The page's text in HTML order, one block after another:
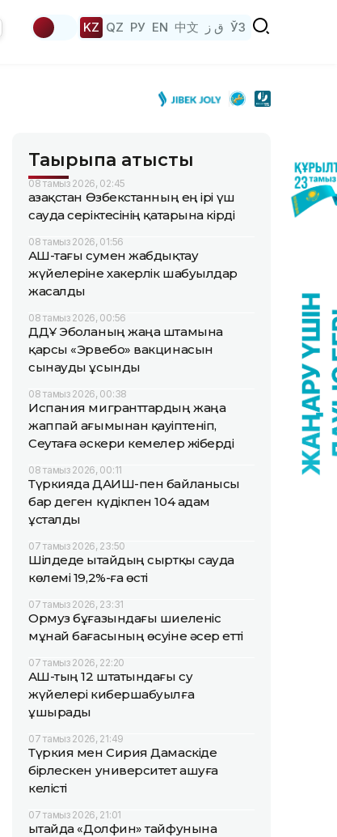
KZ QZ РУ EN 中文 ق ز ЎЗ
Тақырыпқа қатысты
08 тамыз 2026, 02:45
Қазақстан Өзбекстанның ең ірі үш
сауда серіктесінің қатарына кірді
08 тамыз 2026, 01:56
АҚШ-тағы сумен жабдықтау
жүйелеріне хакерлік шабуылдар
жасалды
08 тамыз 2026, 00:56
ДДҰ Эболаның жаңа штамына
қарсы «Эрвебо» вакцинасын
сынауды ұсынды
08 тамыз 2026, 00:38
Испания мигранттардың жаңа
жаппай ағымынан қауіптеніп,
Сеутаға әскери кемелер жіберді
08 тамыз 2026, 00:11
Түркияда ДАИШ-пен байланысы
бар деген күдікпен 104 адам
ұсталды
07 тамыз 2026, 23:50
Шілдеде Қытайдың сыртқы сауда
көлемі 19,2%-ға өсті
07 тамыз 2026, 23:31
Ормуз бұғазындағы шиеленіс
мұнай бағасының өсуіне әсер етті
07 тамыз 2026, 22:20
АҚШ-тың 12 штатындағы су
жүйелері кибершабуылға
ұшырады
07 тамыз 2026, 21:49
Түркия мен Сирия Дамаскіде
бірлескен университет ашуға
келісті
07 тамыз 2026, 21:01
Қытайда «Долфин» тайфунына